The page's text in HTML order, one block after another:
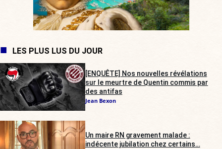
LES PLUS LUS DU JOUR
[ENQUÊTE] Nos nouvelles révélations
sur le meurtre de Quentin commis par
des antifas
Jean Bexon
Un maire RN gravement malade :
indécente jubilation chez certains…